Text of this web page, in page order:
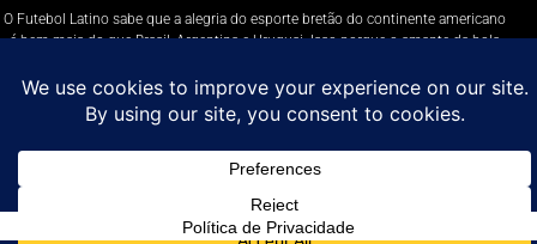
O Futebol Latino sabe que a alegria do esporte bretão do continente americano
é bem mais do que Brasil, Argentina e Uruguai. Isso porque o amante da bola
Peruano, com a mesma seriedade e com a mesma paixão.Leia Mais
Entre em contato conosco: comercial@futebolatino.com.br
Política de Privacidade